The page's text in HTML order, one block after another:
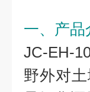
一、产品
JC-EH-
野外对